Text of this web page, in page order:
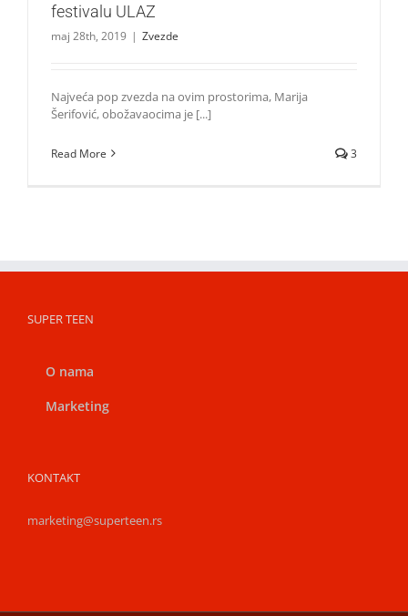
festivalu ULAZ
maj 28th, 2019 | Zvezde
Najveća pop zvezda na ovim prostorima, Marija
Šerifović, obožavaocima je [...]
Read More 3
SUPER TEEN
O nama
Marketing
KONTAKT
marketing@superteen.rs